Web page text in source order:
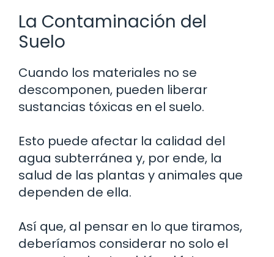
La Contaminación del
Suelo
Cuando los materiales no se
descomponen, pueden liberar
sustancias tóxicas en el suelo.
Esto puede afectar la calidad del
agua subterránea y, por ende, la
salud de las plantas y animales que
dependen de ella.
Así que, al pensar en lo que tiramos,
deberíamos considerar no solo el